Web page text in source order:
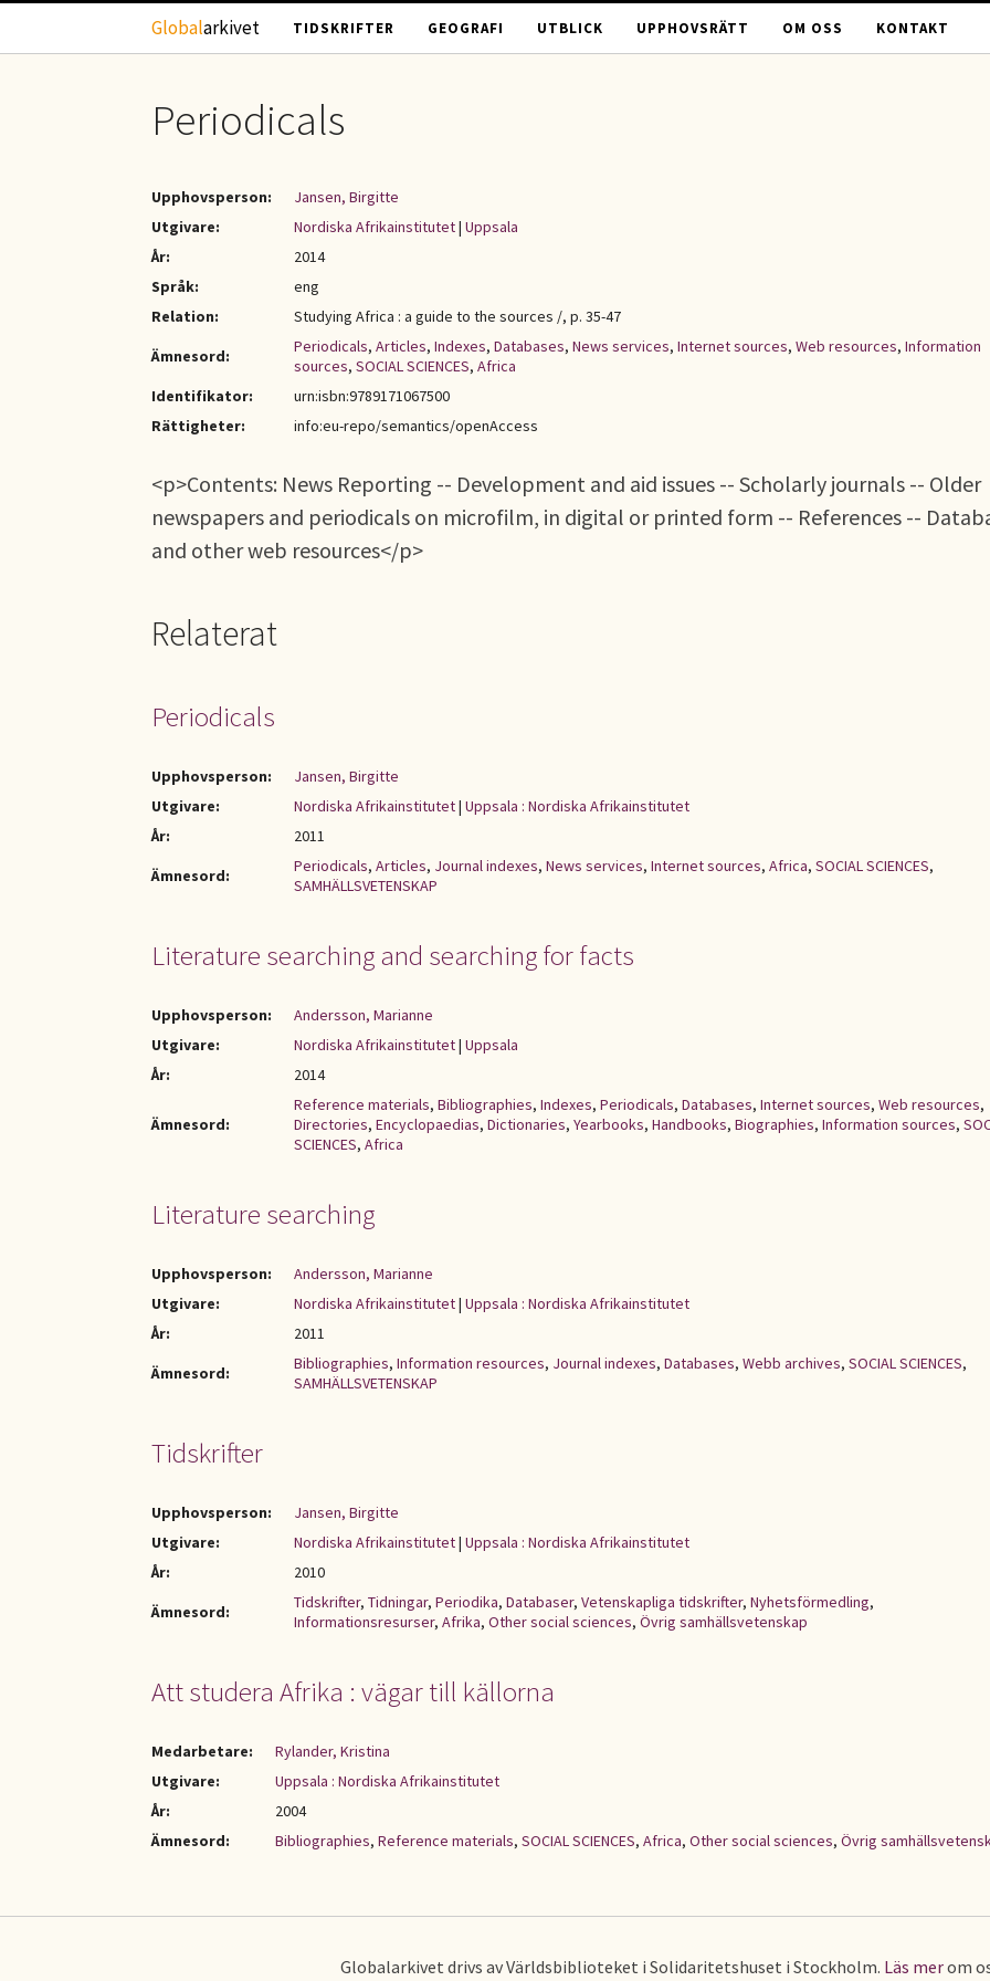
Hoppa till huvudinnehåll
Globalarkivet TIDSKRIFTER GEOGRAFI UTBLICK UPPHOVSRÄTT OM OSS KONTAKT
Periodicals
Upphovsperson:
Jansen, Birgitte
Utgivare:
Nordiska Afrikainstitutet| Uppsala
År:
2014
Språk:
eng
Relation:
Studying Africa : a guide to the sources /, p. 35-47
Ämnesord:
Periodicals, Articles, Indexes, Databases, News services, Internet sources, Web resources, Information
sources, SOCIAL SCIENCES, Africa
Identifikator:
urn:isbn:9789171067500
Rättigheter:
info:eu-repo/semantics/openAccess
<p>Contents: News Reporting -- Development and aid issues -- Scholarly journals -- Older
newspapers and periodicals on microfilm, in digital or printed form -- References --
and other web resources</p>
Relaterat
Periodicals
Upphovsperson:
Jansen, Birgitte
Utgivare:
Nordiska Afrikainstitutet| Uppsala : Nordiska Afrikainstitutet
År:
2011
Ämnesord:
Periodicals, Articles, Journal indexes, News services, Internet sources, Africa, SOCIAL SCIENCES,
SAMHÄLLSVETENSKAP
Literature searching and searching for facts
Upphovsperson:
Andersson, Marianne
Utgivare:
Nordiska Afrikainstitutet| Uppsala
År:
2014
Ämnesord:
Reference materials, Bibliographies, Indexes, Periodicals, Databases, Internet sources, Web resources,
Directories, Encyclopaedias, Dictionaries, Yearbooks, Handbooks, Biographies, Information sources,
SCIENCES, Africa
Literature searching
Upphovsperson:
Andersson, Marianne
Utgivare:
Nordiska Afrikainstitutet| Uppsala : Nordiska Afrikainstitutet
År:
2011
Ämnesord:
Bibliographies, Information resources, Journal indexes, Databases, Webb archives, SOCIAL SCIENCES,
SAMHÄLLSVETENSKAP
Tidskrifter
Upphovsperson:
Jansen, Birgitte
Utgivare:
Nordiska Afrikainstitutet| Uppsala : Nordiska Afrikainstitutet
År:
2010
Ämnesord:
Tidskrifter, Tidningar, Periodika, Databaser, Vetenskapliga tidskrifter, Nyhetsförmedling,
Informationsresurser, Afrika, Other social sciences, Övrig samhällsvetenskap
Att studera Afrika : vägar till källorna
Medarbetare:
Rylander, Kristina
Utgivare:
Uppsala : Nordiska Afrikainstitutet
År:
2004
Ämnesord:
Bibliographies, Reference materials, SOCIAL SCIENCES, Africa, Other social sciences, Övrig
Globalarkivet drivs av Världsbiblioteket i Solidaritetshuset i Stockholm. Läs merom